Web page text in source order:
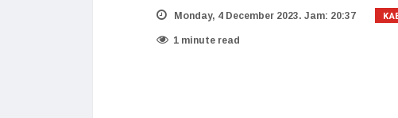
Monday, 4 December 2023. Jam: 20:37
1 minute read